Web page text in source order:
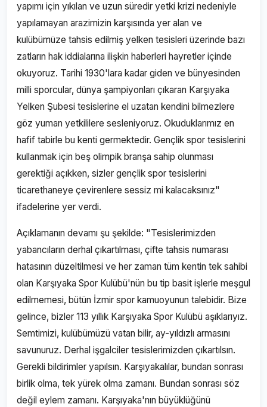
yapımı için yıkılan ve uzun süredir yetki krizi nedeniyle
yapılamayan arazimizin karşısında yer alan ve
kulübümüze tahsis edilmiş yelken tesisleri üzerinde bazı
zatların hak iddialarına ilişkin haberleri hayretler içinde
okuyoruz. Tarihi 1930'lara kadar giden ve bünyesinden
milli sporcular, dünya şampiyonları çıkaran Karşıyaka
Yelken Şubesi tesislerine el uzatan kendini bilmezlere
göz yuman yetkililere sesleniyoruz. Okuduklarımız en
hafif tabirle bu kenti germektedir. Gençlik spor tesislerini
kullanmak için beş olimpik branşa sahip olunması
gerektiği açıkken, sizler gençlik spor tesislerini
ticarethaneye çevirenlere sessiz mi kalacaksınız"
ifadelerine yer verdi.
Açıklamanın devamı şu şekilde: "Tesislerimizden
yabancıların derhal çıkartılması, çifte tahsis numarası
hatasının düzeltilmesi ve her zaman tüm kentin tek sahibi
olan Karşıyaka Spor Kulübü'nün bu tip basit işlerle meşgul
edilmemesi, bütün İzmir spor kamuoyunun talebidir. Bize
gelince, bizler 113 yıllık Karşıyaka Spor Kulübü aşıklarıyız.
Semtimizi, kulübümüzü vatan bilir, ay-yıldızlı armasını
savunuruz. Derhal işgalciler tesislerimizden çıkartılsın.
Gerekli bildirimler yapılsın. Karşıyakalılar, bundan sonrası
birlik olma, tek yürek olma zamanı. Bundan sonrası söz
değil eylem zamanı. Karşıyaka'nın büyüklüğünü